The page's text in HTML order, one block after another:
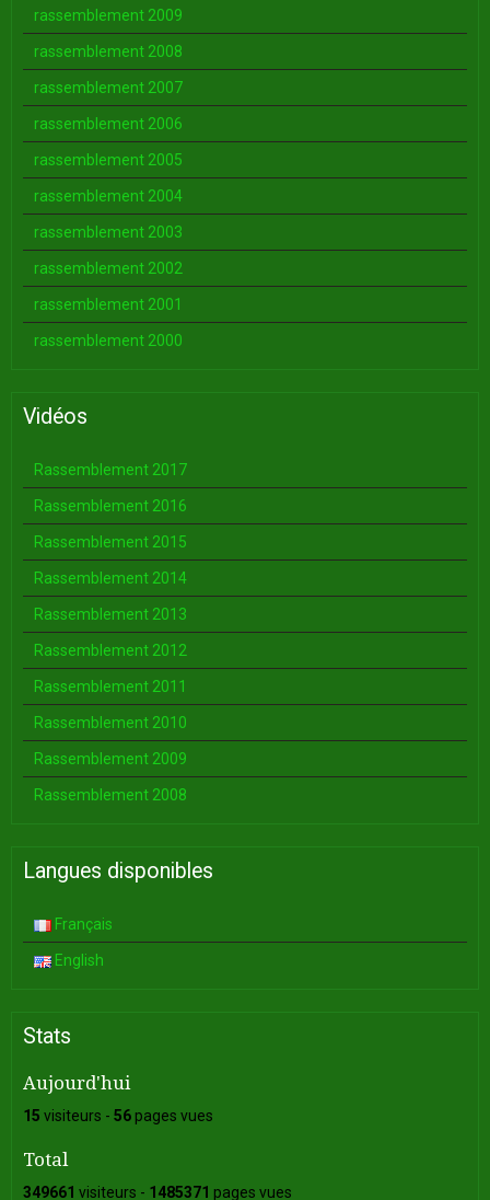
rassemblement 2009
rassemblement 2008
rassemblement 2007
rassemblement 2006
rassemblement 2005
rassemblement 2004
rassemblement 2003
rassemblement 2002
rassemblement 2001
rassemblement 2000
Vidéos
Rassemblement 2017
Rassemblement 2016
Rassemblement 2015
Rassemblement 2014
Rassemblement 2013
Rassemblement 2012
Rassemblement 2011
Rassemblement 2010
Rassemblement 2009
Rassemblement 2008
Langues disponibles
Français
English
Stats
Aujourd'hui
15 visiteurs - 56pages vues
Total
349661 visiteurs - 1485371 pages vues